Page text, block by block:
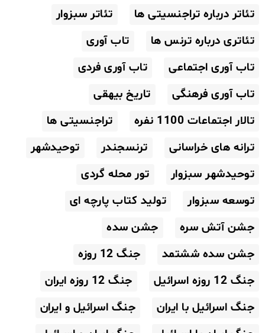
تئاتر درباره تراجنسیتی ها
تئاتر سبزوار
تئاتری درباره ترنس ها
تاب آوری
تاب آوری اجتماعی
تاب آوری فردی
تاب آوری فرهنگی
تاریخ بیهقی
تالار اجتماعات 1100 نفره
تراجنسیتی ها
ترانه های خراسانی
ترنسجندر
توحیدشهر
توحیدشهر سبزوار
تور محله گردی
توسعه سبزوار
تولید کتاب پارچه ای
جشن آتش سره
جشن سده
جشن سده ششتمد
جنگ 12 روزه
جنگ 12 روزه اسرائیل
جنگ 12 روزه ایران
جنگ اسرائیل با ایران
جنگ اسرائیل و ایران